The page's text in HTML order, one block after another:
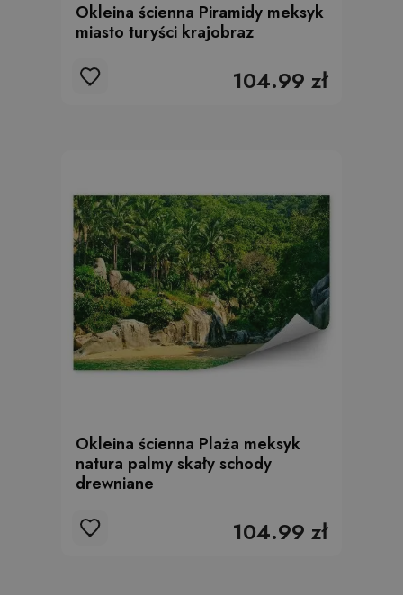
Okleina ścienna Piramidy meksyk
miasto turyści krajobraz
104.99 zł
Okleina ścienna Plaża meksyk
natura palmy skały schody
drewniane
104.99 zł